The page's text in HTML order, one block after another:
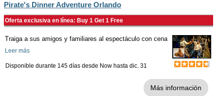
Pirate's Dinner Adventure Orlando
Oferta exclusiva en línea: Buy 1 Get 1 Free
Traiga a sus amigos y familiares al espectáculo con cena
Leer más
Disponible durante 145 días desde Now hasta dic. 31
Más información